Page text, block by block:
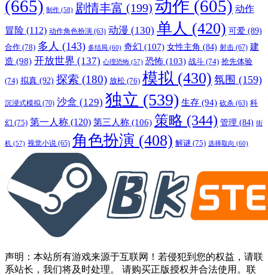
(665) 制作 (58) 剧情丰富 (199) 动作 (605) 动作
冒险 (112) 动作角色扮演 (63) 动漫 (130) 单人 (420) 可爱 (89)
合作 (78) 多人 (143) 多结局 (60) 奇幻 (107) 女性主角 (84) 射击 (67) 建
造 (98) 开放世界 (137) 心理恐怖 (57) 恐怖 (103) 战斗 (74) 抢先体验
(74) 拟真 (92) 探索 (180) 放松 (76) 模拟 (430) 氛围 (159)
沉浸式模拟 (70) 沙盒 (129) 独立 (539) 生存 (94) 砍杀 (63) 科
幻 (75) 第一人称 (120) 第三人称 (106) 策略 (344) 管理 (84) 街
机 (57) 视觉小说 (65) 角色扮演 (408) 解谜 (75) 选择取向 (60)
声明：本站所有游戏来源于互联网！若侵犯到您的权益，请联
系站长，我们将及时处理。 请购买正版授权并合法使用。联